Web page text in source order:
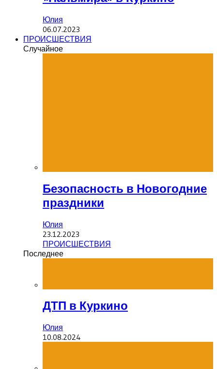
Юлия
06.07.2023
ПРОИСШЕСТВИЯ
Случайное
Безопасность в Новогодние
праздники
Юлия
23.12.2023
ПРОИСШЕСТВИЯ
Последнее
ДТП в Куркино
Юлия
10.08.2024